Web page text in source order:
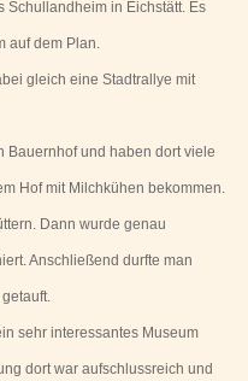
Schullandheim in Eichstätt. Es
auf dem Plan.
gleich eine Stadtrallye mit
Bauernhof und haben dort viele
Hof mit Milchkühen bekommen.
Dann wurde genau
Anschließend durfte man
sehr interessantes Museum
dort war aufschlussreich und